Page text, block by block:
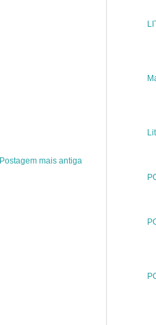
Postagem mais antiga